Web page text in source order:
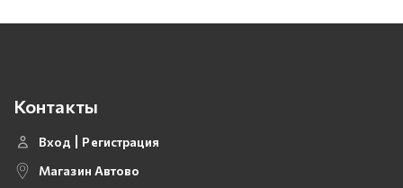
Контакты
Вход
Регистрация
Магазин Автово